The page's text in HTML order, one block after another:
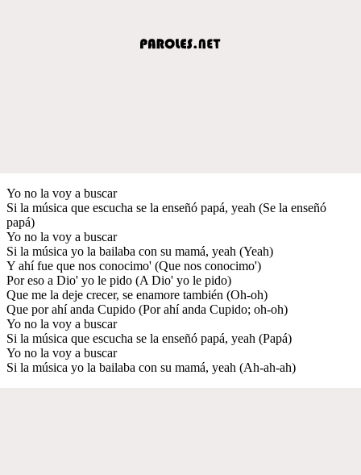
Yo no la voy a buscar
Si la música que escucha se la enseñó papá, yeah (Se la enseñó
papá)
Yo no la voy a buscar
Si la música yo la bailaba con su mamá, yeah (Yeah)
Y ahí fue que nos conocimo' (Que nos conocimo')
Por eso a Dio' yo le pido (A Dio' yo le pido)
Que me la deje crecer, se enamore también (Oh-oh)
Que por ahí anda Cupido (Por ahí anda Cupido; oh-oh)
Yo no la voy a buscar
Si la música que escucha se la enseñó papá, yeah (Papá)
Yo no la voy a buscar
Si la música yo la bailaba con su mamá, yeah (Ah-ah-ah)